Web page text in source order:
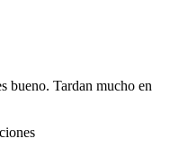
bueno. Tardan mucho en